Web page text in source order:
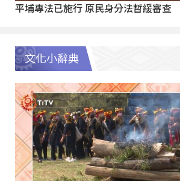
平埔專法已施行 原民身分法暫緩審查
文化小辭典